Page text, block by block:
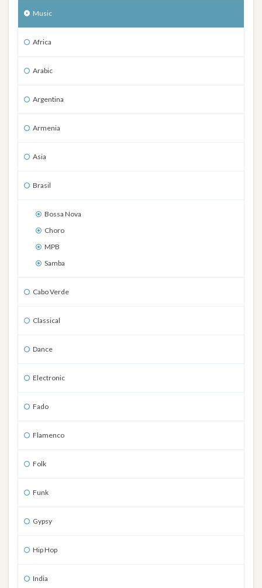
Music
Africa
Arabic
Argentina
Armenia
Asia
Brasil
Bossa Nova
Choro
MPB
Samba
Cabo Verde
Classical
Dance
Electronic
Fado
Flamenco
Folk
Funk
Gypsy
Hip Hop
India